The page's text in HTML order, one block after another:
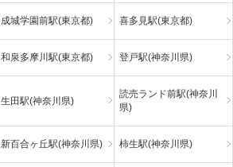
成城学園前駅(東京都) 喜多見駅(東京都)
和泉多摩川駅(東京都) 登戸駅(神奈川県)
生田駅(神奈川県)
読売ランド前駅(神奈川
県)
新百合ヶ丘駅(神奈川県) 柿生駅(神奈川県)